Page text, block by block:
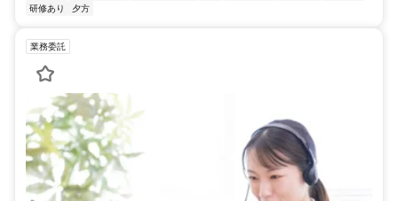
研修あり
夕方
業務委託